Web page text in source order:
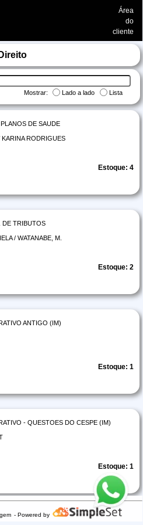
Área
do
cliente
Direito
Mostrar: Lado a lado Lista
DE SAUDE
KARINA RODRIGUES
Estoque: 4
DE TRIBUTOS
/ WATANABE, M.
Estoque: 2
ANTIGO (IM)
Estoque: 1
- QUESTOES DO CESPE (IM)
Estoque: 1
- Powered by